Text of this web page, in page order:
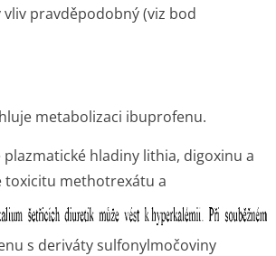
vliv pravděpodobný (viz bod
metabolizaci ibuprofenu.
hladiny lithia, digoxinu a
toxicitu methotrexátu a
s deriváty sulfonylmočoviny